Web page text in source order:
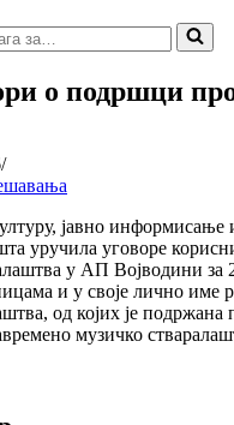
о подршци
јавно
уручила уговоре
у АП Војводини за
и у своје лично име
од којих је
музичко